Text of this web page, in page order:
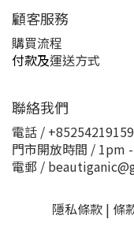
顧客服務
購買流程
付款及運送方式
聯絡我們
電話 /
門市開放時間 / 1pm
電郵 /
隱私條款 | 條